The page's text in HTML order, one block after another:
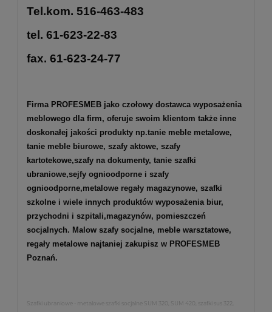
Tel.kom. 516-463-483
tel. 61-623-22-83
fax. 61-623-24-77
Firma PROFESMEB jako czołowy dostawca wyposażenia
meblowego dla firm, oferuje swoim klientom także inne
doskonałej jakości produkty np.tanie meble metalowe,
tanie meble biurowe, szafy aktowe, szafy
kartotekowe,szafy na dokumenty, tanie szafki
ubraniowe,sejfy ognioodporne i szafy
ognioodporne,metalowe regały magazynowe, szafki
szkolne i wiele innych produktów wyposażenia biur,
przychodni i szpitali,magazynów, pomieszczeń
socjalnych. Malow szafy socjalne, meble warsztatowe,
regały metalowe najtaniej zakupisz w PROFESMEB
Poznań.
Szafki ubraniowe - metalowe szafki socjalne SUM 320, SUM 420, szafki sus 322,